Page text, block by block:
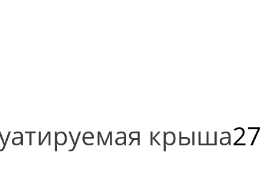
крыша27